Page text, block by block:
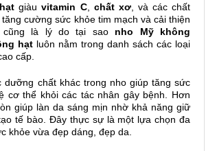
giàuvitamin C, chất xơ, và các chất
cường sức khỏe tim mạch và cải thiện
là lý do tại sao nho Mỹ không
hạt luôn nằm trong danh sách các loại
cấp.
dưỡng chất khác trong nho giúp tăng sức
cơ thể khỏi các tác nhân gây bệnh. Hơn
giúp làn da sáng mịn nhờ khả năng giữ
tế bào. Đây thực sự là một lựa chọn đa
khỏe vừa đẹp dáng, đẹp da.